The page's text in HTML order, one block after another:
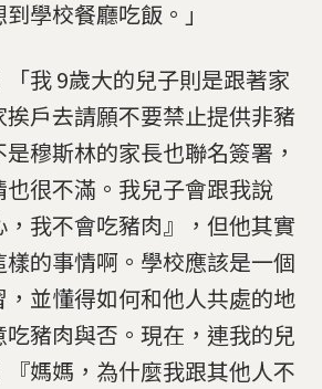
學校餐廳吃飯。」
我 9歲大的兒子則是跟著家
戶去請願不要禁止提供非豬
穆斯林的家長也聯名簽署，
很不滿。我兒子會跟我說
，我不會吃豬肉』，但他其實
的事情啊。學校應該是一個
並懂得如何和他人共處的地
豬肉與否。現在，連我的兒
媽媽，為什麼我跟其他人不